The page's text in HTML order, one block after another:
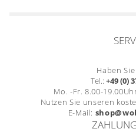
Haben
Tel.: +49 (0)
Mo. -Fr. 8.00-
Nutzen Sie unseren
E-Mail: